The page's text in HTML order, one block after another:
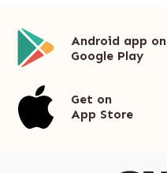
Android app on
Google Play
Get on
App Store